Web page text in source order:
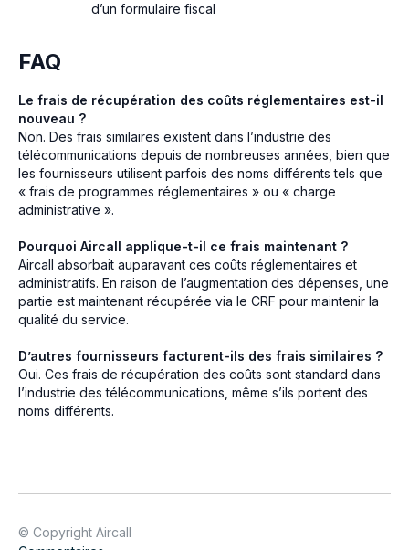
d’un formulaire fiscal
FAQ
Le frais de récupération des coûts réglementaires est-il
nouveau ?
Non. Des frais similaires existent dans l’industrie des
télécommunications depuis de nombreuses années, bien que
les fournisseurs utilisent parfois des noms différents tels que
« frais de programmes réglementaires » ou « charge
administrative ».
Pourquoi Aircall applique-t-il ce frais maintenant ?
Aircall absorbait auparavant ces coûts réglementaires et
administratifs. En raison de l’augmentation des dépenses, une
partie est maintenant récupérée via le CRF pour maintenir la
qualité du service.
D’autres fournisseurs facturent-ils des frais similaires ?
Oui. Ces frais de récupération des coûts sont standard dans
l’industrie des télécommunications, même s’ils portent des
noms différents.
© Copyright Aircall